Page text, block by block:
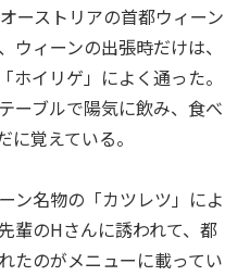
ーストリアの首都ウィーン
ィーンの出張時だけは、
イリゲ」によく通った。
ーブルで陽気に飲み、食べ
覚えている。
ン名物の「カツレツ」によ
輩のHさんに誘われて、都
たのがメニューに載ってい